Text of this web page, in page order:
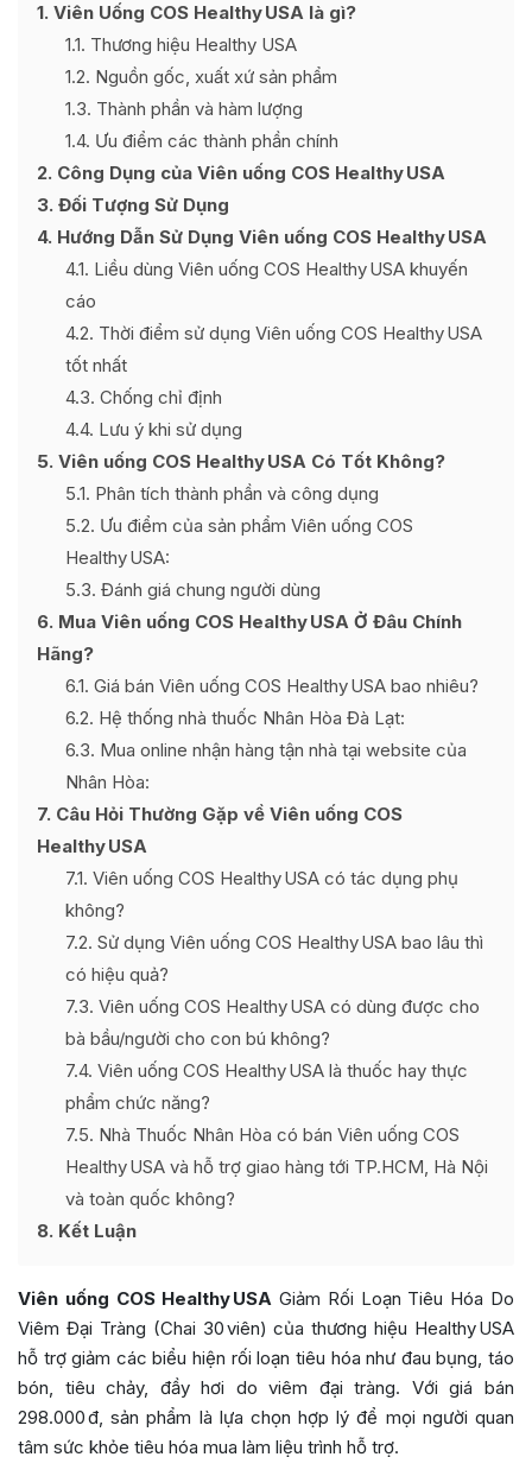
1 Viên Uống COS Healthy USA là gì?
1.1 Thương hiệu Healthy USA
1.2 Nguồn gốc, xuất xứ sản phẩm
1.3 Thành phần và hàm lượng
1.4 Ưu điểm các thành phần chính
2 Công Dụng của Viên uống COS Healthy USA
3 Đối Tượng Sử Dụng
4 Hướng Dẫn Sử Dụng Viên uống COS Healthy USA
4.1 Liều dùng Viên uống COS Healthy USA khuyến
cáo
4.2 Thời điểm sử dụng Viên uống COS Healthy USA
tốt nhất
4.3 Chống chỉ định
4.4 Lưu ý khi sử dụng
5 Viên uống COS Healthy USA Có Tốt Không?
5.1 Phân tích thành phần và công dụng
5.2 Ưu điểm của sản phẩm Viên uống COS
Healthy USA:
5.3 Đánh giá chung người dùng
6 Mua Viên uống COS Healthy USA Ở Đâu Chính
Hãng?
6.1 Giá bán Viên uống COS Healthy USA bao nhiêu?
6.2 Hệ thống nhà thuốc Nhân Hòa Đà Lạt:
6.3 Mua online nhận hàng tận nhà tại website của
Nhân Hòa:
7 Câu Hỏi Thường Gặp về Viên uống COS
Healthy USA
7.1 Viên uống COS Healthy USA có tác dụng phụ
không?
7.2 Sử dụng Viên uống COS Healthy USA bao lâu thì
có hiệu quả?
7.3 Viên uống COS Healthy USA có dùng được cho
bà bầu/người cho con bú không?
7.4 Viên uống COS Healthy USA là thuốc hay thực
phẩm chức năng?
7.5 Nhà Thuốc Nhân Hòa có bán Viên uống COS
Healthy USA và hỗ trợ giao hàng tới TP.HCM, Hà Nội
và toàn quốc không?
8 Kết Luận
Viên uống COS Healthy USA Giảm Rối Loạn Tiêu Hóa Do
Viêm Đại Tràng (Chai 30 viên) của thương hiệu Healthy USA
hỗ trợ giảm các biểu hiện rối loạn tiêu hóa như đau bụng, táo
bón, tiêu chảy, đầy hơi do viêm đại tràng. Với giá bán
298.000 đ, sản phẩm là lựa chọn hợp lý để mọi người quan
tâm sức khỏe tiêu hóa mua làm liệu trình hỗ trợ.